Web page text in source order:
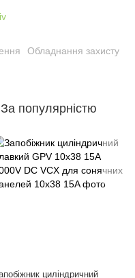
Обладнання захисту
За популярністю
циліндричний